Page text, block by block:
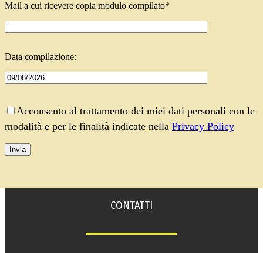
Mail a cui ricevere copia modulo compilato*
Data compilazione:
Acconsento al trattamento dei miei dati personali con le
modalità e per le finalità indicate nella Privacy Policy
CONTATTI